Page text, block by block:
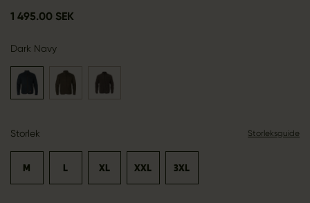
1 495.00 SEK
Dark Navy
Storlek Storleksguide
M L XL XXL 3XL